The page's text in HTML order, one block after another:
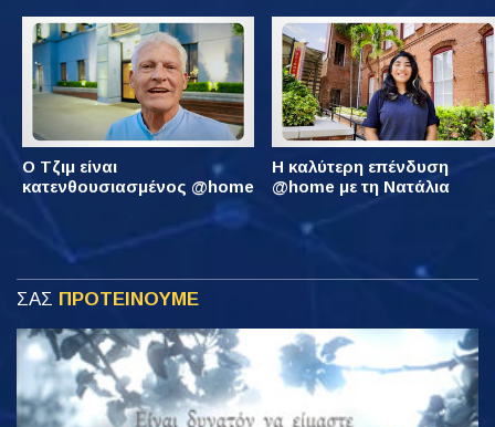
Ο Τζιμ είναι
κατενθουσιασμένος @home
Η καλύτερη επένδυση
@home με τη Νατάλια
ΣΑΣ ΠΡΟΤΕΙΝΟΥΜΕ